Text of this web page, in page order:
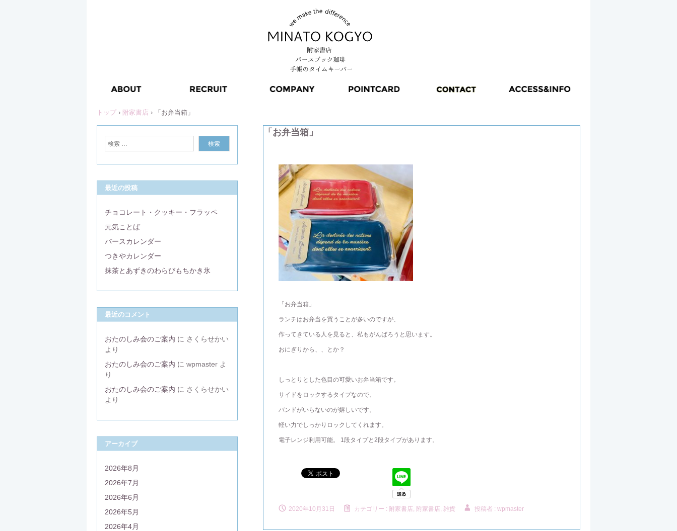
トップ › 附家書店 › 「お弁当箱」
「お弁当箱」
「お弁当箱」
ランチはお弁当を買うことが多いのですが、
作ってきている人を見ると、私もがんばろうと思います。
おにぎりから、、とか？
しっとりとした色目の可愛いお弁当箱です。
サイドをロックするタイプなので、
バンドがいらないのが嬉しいです。
軽い力でしっかりロックしてくれます。
電子レンジ利用可能。 1段タイプと2段タイプがあります。
2020年10月31日 カテゴリー : 附家書店 附家書店, 雑貨 投稿者 : wpmaster
最近の投稿
チョコレート・クッキー・フラッペ
元気ことば
バースカレンダー
つきやカレンダー
抹茶とあずきのわらびもちかき氷
最近のコメント
おたのしみ会のご案内 に さくらせかい
より
おたのしみ会のご案内 に wpmaster よ
り
おたのしみ会のご案内 に さくらせかい
より
アーカイブ
2026年8月
2026年7月
2026年6月
2026年5月
2026年4月